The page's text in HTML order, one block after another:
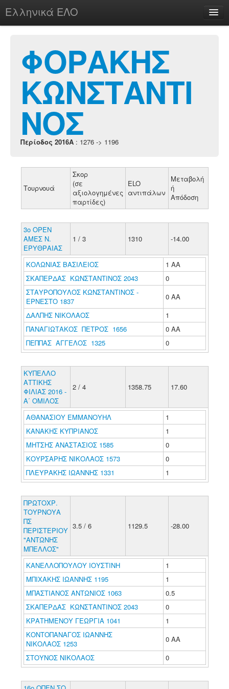
Ελληνικά ΕΛΟ
chesstu.be @ discord
Login
ΦΟΡΑΚΗΣ
ΚΩΝΣΤΑΝΤΙ
ΝΟΣ
Περίοδος 2016A : 1276 -> 1196
Τουρνουά
Σκορ
(σε
αξιολογημένες
παρτίδες)
ELO
αντιπάλων
Μεταβολή
ή
Απόδοση
3ο ΟΡΕΝ
ΑΜΕΣ Ν.
ΕΡΥΘΡΑΙΑΣ
1 / 3 1310 -14.00
ΚΟΛΩΝΙΑΣ ΒΑΣΙΛΕΙΟΣ
1 ΑΑ
ΣΚΑΠΕΡΔΑΣ ΚΩΝΣΤΑΝΤΙΝΟΣ 2043
0
ΣΤΑΥΡΟΠΟΥΛΟΣ ΚΩΝΣΤΑΝΤΙΝΟΣ -
ΕΡΝΕΣΤΟ 1837
0 ΑΑ
ΔΑΛΠΗΣ ΝΙΚΟΛΑΟΣ
1
ΠΑΝΑΓΙΩΤΑΚΟΣ ΠΕΤΡΟΣ 1656
0 ΑΑ
ΠΕΠΠΑΣ ΑΓΓΕΛΟΣ 1325
0
ΚΥΠΕΛΛΟ
ΑΤΤΙΚΗΣ
ΦΙΛΙΑΣ 2016 -
Α΄ ΟΜΙΛΟΣ
2 / 4 1358.75 17.60
ΑΘΑΝΑΣΙΟΥ ΕΜΜΑΝΟΥΗΛ
1
ΚΑΝΑΚΗΣ ΚΥΠΡΙΑΝΟΣ
1
ΜΗΤΣΗΣ ΑΝΑΣΤΑΣΙΟΣ 1585
0
ΚΟΥΡΣΑΡΗΣ ΝΙΚΟΛΑΟΣ 1573
0
ΠΛΕΥΡΑΚΗΣ ΙΩΑΝΝΗΣ 1331
1
ΠΡΩΤΟΧΡ.
ΤΟΥΡΝΟΥΑ
ΠΣ
ΠΕΡΙΣΤΕΡΙΟΥ
"ΑΝΤΩΝΗΣ
ΜΠΕΛΛΟΣ"
3.5 / 6 1129.5 -28.00
ΚΑΝΕΛΛΟΠΟΥΛΟΥ ΙΟΥΣΤΙΝΗ
1
ΜΠΙΧΑΚΗΣ ΙΩΑΝΝΗΣ 1195
1
ΜΠΑΣΤΙΑΝΟΣ ΑΝΤΩΝΙΟΣ 1063
0.5
ΣΚΑΠΕΡΔΑΣ ΚΩΝΣΤΑΝΤΙΝΟΣ 2043
0
ΚΡΑΤΗΜΕΝΟΥ ΓΕΩΡΓΙΑ 1041
1
ΚΟΝΤΟΠΑΝΑΓΟΣ ΙΩΑΝΝΗΣ
ΝΙΚΟΛΑΟΣ 1253
0 ΑΑ
ΣΤΟΥΝΟΣ ΝΙΚΟΛΑΟΣ
0